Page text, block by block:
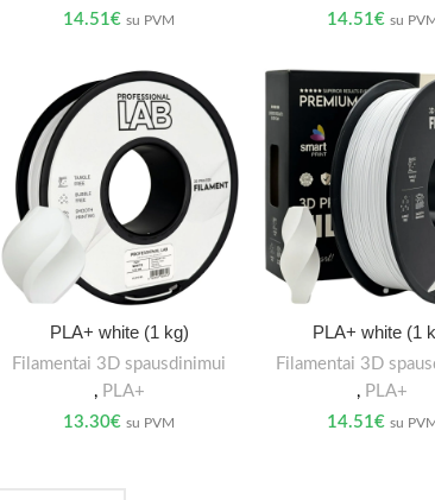
14.51€ su PVM
14.51€ su
PLA+ white (1 kg)
Filamentai 3D spausdinimui
, PLA+
13.30€ su PVM
PLA+ white (1
Filamentai 3D
, PLA+
14.51€ su